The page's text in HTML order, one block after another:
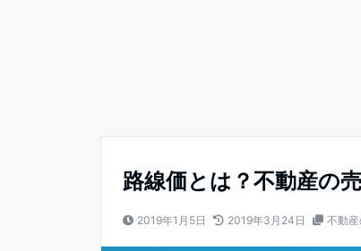
路線価とは？不動産の
2019年1月5日 2019年3月24日 不動